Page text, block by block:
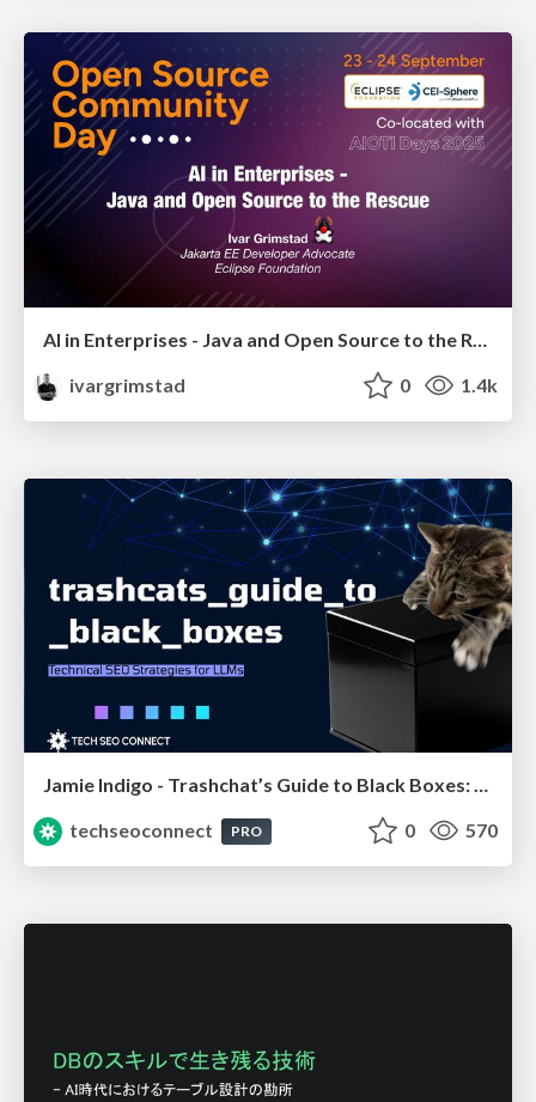
AI in Enterprises - Java and Open Source to the Rescue
ivargrimstad
0 1.4k
Jamie Indigo - Trashchat’s Guide to Black Boxes: Technical SEO Tactics for LLMs
techseoconnect
PRO 0 570